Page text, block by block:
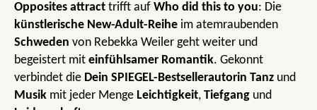
Opposites attract trifft auf Who did this to you: Die
künstlerische New-Adult-Reihe im atemraubenden
Schweden von Rebekka Weiler geht weiter und
begeistert mit einfühlsamer Romantik. Gekonnt
verbindet die Dein SPIEGEL-Bestsellerautorin Tanz und
Musik mit jeder Menge Leichtigkeit, Tiefgang und